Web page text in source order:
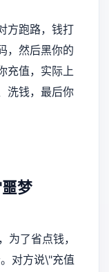
方跑路，钱打
，然后黑你的
充值，实际上
洗钱，最后你
梦
为了省点钱，
对方说\"充值